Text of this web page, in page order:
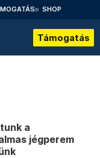
SHOP
Támogatás
a
jégperem